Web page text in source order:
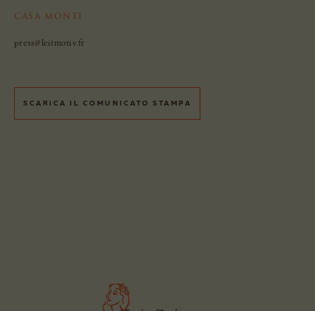
CASA MONTI
press@leitmotiv.fr
SCARICA IL COMUNICATO STAMPA